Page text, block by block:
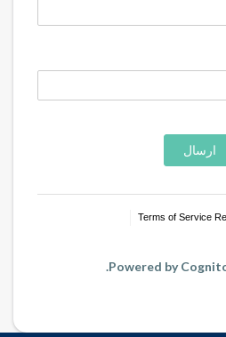
ارسال
Terms of Service